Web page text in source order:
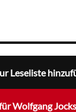
Leseliste
Wolfgang